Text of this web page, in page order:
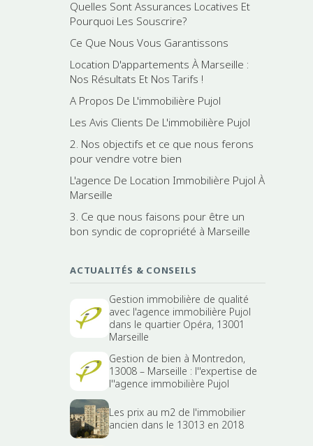
Quelles Sont Assurances Locatives Et
Pourquoi Les Souscrire?
Ce Que Nous Vous Garantissons
Location D'appartements À Marseille :
Nos Résultats Et Nos Tarifs !
A Propos De L'immobilière Pujol
Les Avis Clients De L'immobilière Pujol
2. Nos objectifs et ce que nous ferons
pour vendre votre bien
L'agence De Location Immobilière Pujol À
Marseille
3. Ce que nous faisons pour être un
bon syndic de copropriété à Marseille
ACTUALITÉS & CONSEILS
Gestion immobilière de qualité
avec l'agence immobilière Pujol
dans le quartier Opéra, 13001
Marseille
Gestion de bien à Montredon,
13008 – Marseille : l''expertise de
l''agence immobilière Pujol
Les prix au m2 de l'immobilier
ancien dans le 13013 en 2018